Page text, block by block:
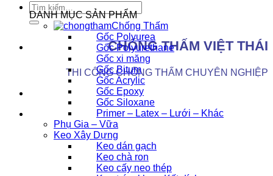
Tìm
kiếm:
CHỐNG THẤM VIỆT THÁI
THI CÔNG CHỐNG THẤM CHUYÊN NGHIỆP
DANH MỤC SẢN PHẨM
Chống Thấm
Gốc Polyurea
Gốc Polyurethane
Gốc xi măng
Gốc Bitum
Gốc Acrylic
Gốc Epoxy
Gốc Siloxane
Primer – Latex – Lưới – Khác
Phụ Gia – Vữa
Keo Xây Dựng
Keo dán gạch
Keo chà ron
Keo cấy neo thép